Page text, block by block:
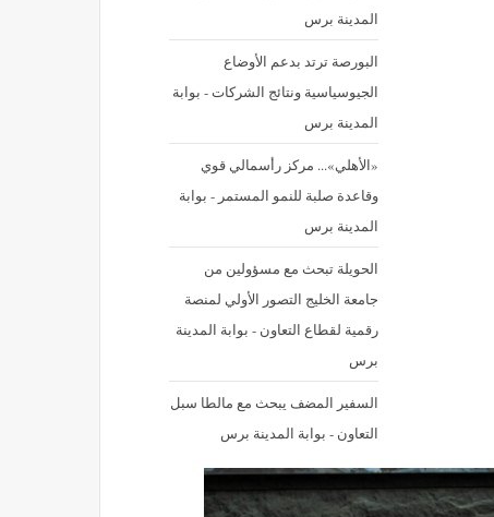
المدينة برس
البورصة ترتد بدعم الأوضاع
الجيوسياسية ونتائج الشركات - بوابة
المدينة برس
«الأهلي»... مركز رأسمالي قوي
وقاعدة صلبة للنمو المستمر - بوابة
المدينة برس
الحويلة تبحث مع مسؤولين من
جامعة الخليج التصور الأولي لمنصة
رقمية لقطاع التعاون - بوابة المدينة
برس
السفير المضف يبحث مع مالطا سبل
التعاون - بوابة المدينة برس